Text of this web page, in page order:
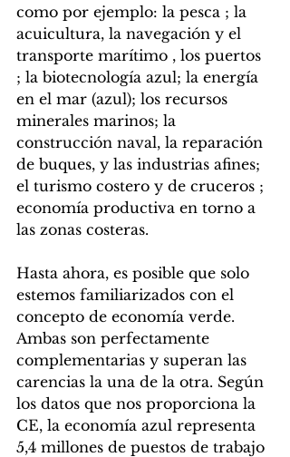
como por ejemplo: la pesca ; la
acuicultura, la navegación y el
transporte marítimo , los puertos
; la biotecnología azul; la energía
en el mar (azul); los recursos
minerales marinos; la
construcción naval, la reparación
de buques, y las industrias afines;
el turismo costero y de cruceros ;
economía productiva en torno a
las zonas costeras.
Hasta ahora, es posible que solo
estemos familiarizados con el
concepto de economía verde.
Ambas son perfectamente
complementarias y superan las
carencias la una de la otra. Según
los datos que nos proporciona la
CE, la economía azul representa
5,4 millones de puestos de trabajo